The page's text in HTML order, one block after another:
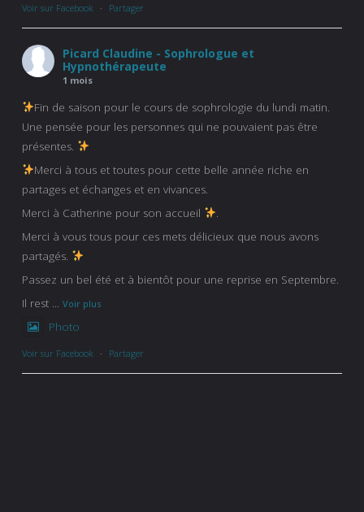
Voir sur Facebook · Partager
Picard Claudine - Sophrologue et
Hypnothérapeute
1 mois
Fin de saison pour le cours de sophrologie du lundi matin.
Une pensée pour les personnes qui ne pouvaient pas être
présentes.
Merci à tous et toutes pour cette belle année riche en
partages et échanges et en vivances.
Merci à Catherine pour son accueil
Merci à vous tous pour ces mets délicieux que nous avons
partagés.
Passez un bel été et à bientôt pour une reprise en Septembre.
Il rest
Voir plus
Photo
Voir sur Facebook · Partager